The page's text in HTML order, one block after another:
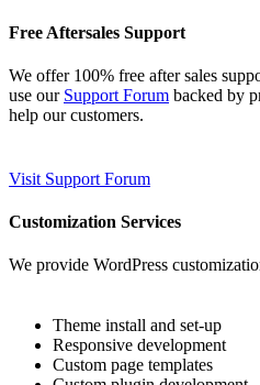
Free Aftersales Support
We offer 100% free after sales
use our Support Forum backed by
help our customers.
Visit Support Forum
Customization Services
We provide WordPress
Theme install and set-up
Responsive development
Custom page templates